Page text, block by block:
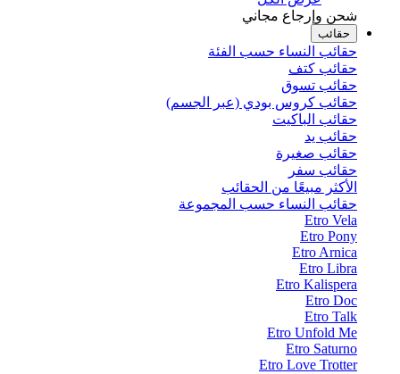
شحن وإرجاع مجاني
حقائب
حقائب النساء حسب الفئة
حقائب كتف
حقائب تسوق
حقائب كروس بودي (عبر الجسم)
حقائب الباكيت
حقائب يد
حقائب صغيرة
حقائب سفر
الأكثر مبيعًا من الحقائب
حقائب النساء حسب المجموعة
Etro Vela
Etro Pony
Etro Arnica
Etro Libra
Etro Kalispera
Etro Doc
Etro Talk
Etro Unfold Me
Etro Saturno
Etro Love Trotter